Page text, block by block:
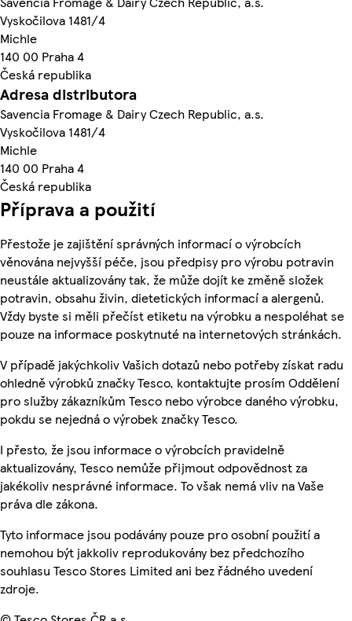
Vyskočilova 1481/4
Michle
140 00 Praha 4
Česká republika
Adresa distributora
Savencia Fromage & Dairy Czech Republic, a.s.
Vyskočilova 1481/4
Michle
140 00 Praha 4
Česká republika
Příprava a použití
Přestože je zajištění správných informací o výrobcích
věnována nejvyšší péče, jsou předpisy pro výrobu potravin
neustále aktualizovány tak, že může dojít ke změně složek
potravin, obsahu živin, dietetických informací a alergenů.
Vždy byste si měli přečíst etiketu na výrobku a nespoléhat se
pouze na informace poskytnuté na internetových stránkách.
V případě jakýchkoliv Vašich dotazů nebo potřeby získat radu
ohledně výrobků značky Tesco, kontaktujte prosím Oddělení
pro služby zákazníkům Tesco nebo výrobce daného výrobku,
pokdu se nejedná o výrobek značky Tesco.
I přesto, že jsou informace o výrobcích pravidelně
aktualizovány, Tesco nemůže přijmout odpovědnost za
jakékoliv nesprávné informace. To však nemá vliv na Vaše
práva dle zákona.
Tyto informace jsou podávány pouze pro osobní použití a
nemohou být jakkoliv reprodukovány bez předchozího
souhlasu Tesco Stores Limited ani bez řádného uvedení
zdroje.